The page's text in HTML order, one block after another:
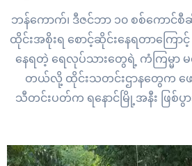
ဘန်ကောက်၊ ဒီဇင်ဘာ ၁၀ စစ်ကောင်
ထိုင်းအစိုးရ စောင့်ဆိုင်းနေရတာကြောင့်
နေရတဲ့ ရေလုပ်သားတွေရဲ့ ကံကြမ္မာ မ
တယ်လို့ ထိုင်းသတင်းဌာနတွေက ဖော်
သီတင်းပတ်က ရနောင်မြို့အနီး ဖြစ်ပွာ